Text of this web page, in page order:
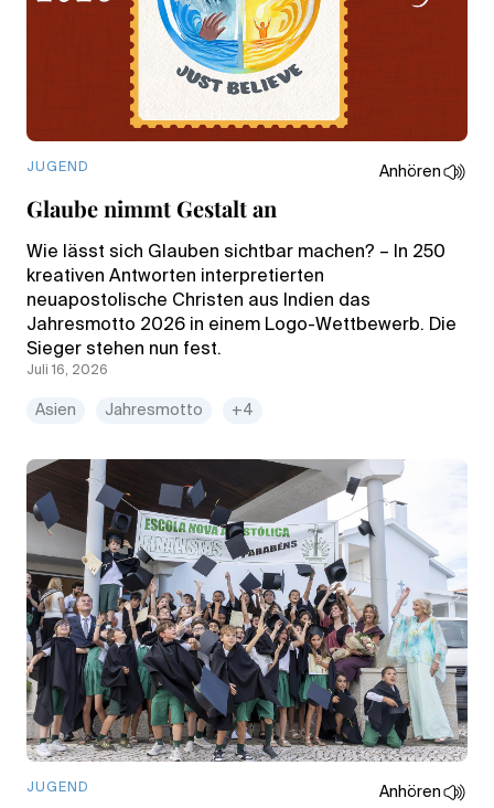
JUGEND Anhören
Glaube nimmt Gestalt an
Wie lässt sich Glauben sichtbar machen? – In 250
kreativen Antworten interpretierten
neuapostolische Christen aus Indien das
Jahresmotto 2026 in einem Logo-Wettbewerb. Die
Sieger stehen nun fest.
Juli 16, 2026
Asien Jahresmotto +4
JUGEND Anhören